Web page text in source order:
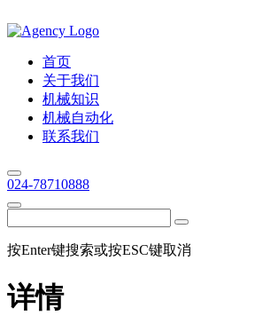
首页
关于我们
机械知识
机械自动化
联系我们
024-78710888
按Enter键搜索或按ESC键取消
详情